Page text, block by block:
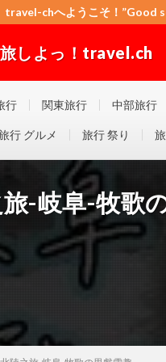
travel-chへようこそ！”Good
しよっ！travel.ch
行 関東旅行 中部旅行
行 グルメ 旅行 祭り
-岐阜-牧歌